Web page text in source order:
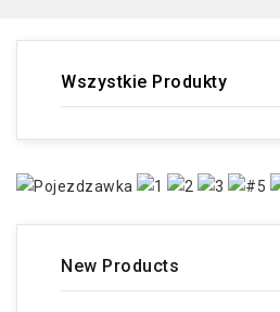
Wszystkie Produkty
New Products